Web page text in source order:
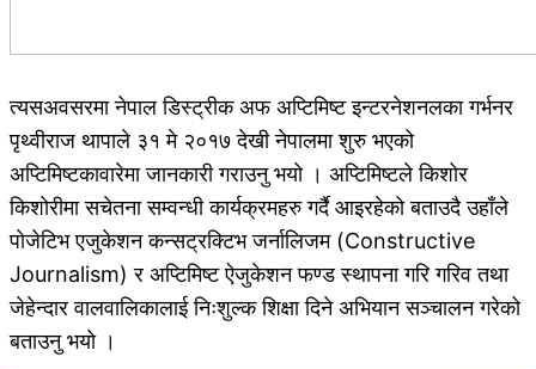
त्यसअवसरमा नेपाल डिस्ट्रीक अफ अप्टिमिष्ट इन्टरनेशनलका गर्भनर
पृथ्वीराज थापाले ३१ मे २०१७ देखी नेपालमा शुरु भएको
अप्टिमिष्टकावारेमा जानकारी गराउनु भयो । अप्टिमिष्टले किशोर
किशोरीमा सचेतना सम्वन्धी कार्यक्रमहरु गर्दै आइरहेको बताउदै उहाँले
पोजेटिभ एजुकेशन कन्सट्रक्टिभ जर्नालिजम (Constructive
Journalism) र अप्टिमिष्ट ऐजुकेशन फण्ड स्थापना गरि गरिव तथा
जेहेन्दार वालवालिकालाई निःशुल्क शिक्षा दिने अभियान सञ्चालन गरेको
बताउनु भयो ।